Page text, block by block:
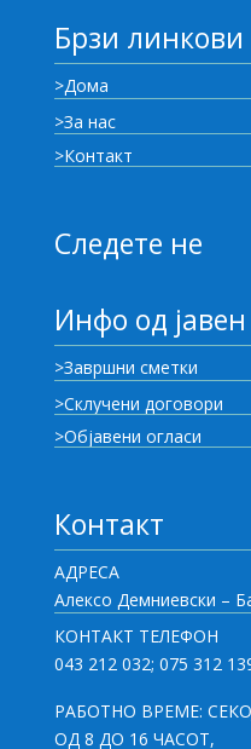
Брзи линкови
>Дома
>За нас
>Контакт
Следете не
Инфо од
>Завршни сметки
>Склучени договори
>Објавени огласи
Контакт
АДРЕСА
Алексо Демниевски –
КОНТАКТ ТЕЛЕФОН
043 212 032; 075 312
РАБОТНО ВРЕМЕ:
ОД 8 ДО